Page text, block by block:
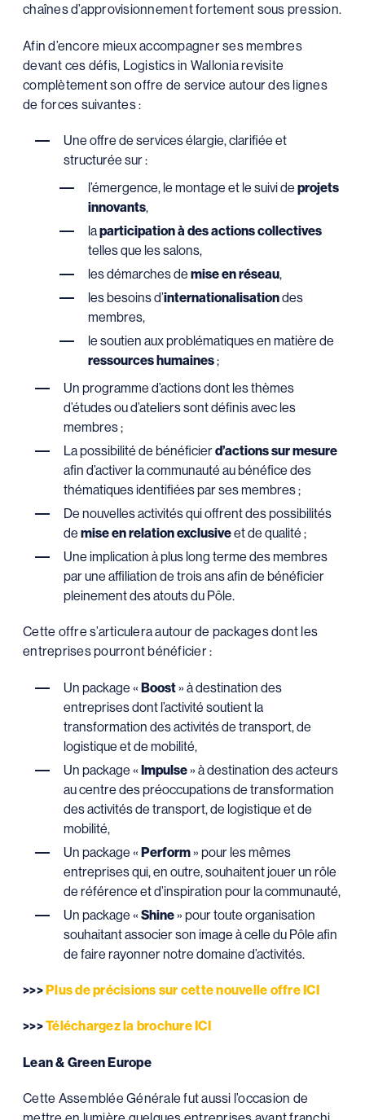
chaînes d’approvisionnement fortement sous pression.
Afin d’encore mieux accompagner ses membres
devant ces défis, Logistics in Wallonia revisite
complètement son offre de service autour des lignes
de forces suivantes :
Une offre de services élargie, clarifiée et
structurée sur :
l’émergence, le montage et le suivi deprojets
innovants,
laparticipation à des actions collectives
telles que les salons,
les démarches demise en réseau,
les besoins d’internationalisationdes
membres,
le soutien aux problématiques en matière de
ressources humaines;
Un programme d’actions dont les thèmes
d’études ou d’ateliers sont définis avec les
membres ;
La possibilité de bénéficierd’actions sur mesure
afin d’activer la communauté au bénéfice des
thématiques identifiées par ses membres ;
De nouvelles activités qui offrent des possibilités
demise en relation exclusiveet de qualité ;
Une implication à plus long terme des membres
par une affiliation de trois ans afin de bénéficier
pleinement des atouts du Pôle.
Cette offre s’articulera autour de packages dont les
entreprises pourront bénéficier :
Un package « Boost» à destination des
entreprises dont l’activité soutient la
transformation des activités de transport, de
logistique et de mobilité,
Un package « Impulse» à destination des acteurs
au centre des préoccupations de transformation
des activités de transport, de logistique et de
mobilité,
Un package « Perform» pour les mêmes
entreprises qui, en outre, souhaitent jouer un rôle
de référence et d’inspiration pour la communauté,
Un package « Shine» pour toute organisation
souhaitant associer son image à celle du Pôle afin
de faire rayonner notre domaine d’activités.
>>>Plus de précisions sur cette nouvelle offre ICI
>>>Téléchargez la brochure ICI
Lean & Green Europe
Cette Assemblée Générale fut aussi l’occasion de